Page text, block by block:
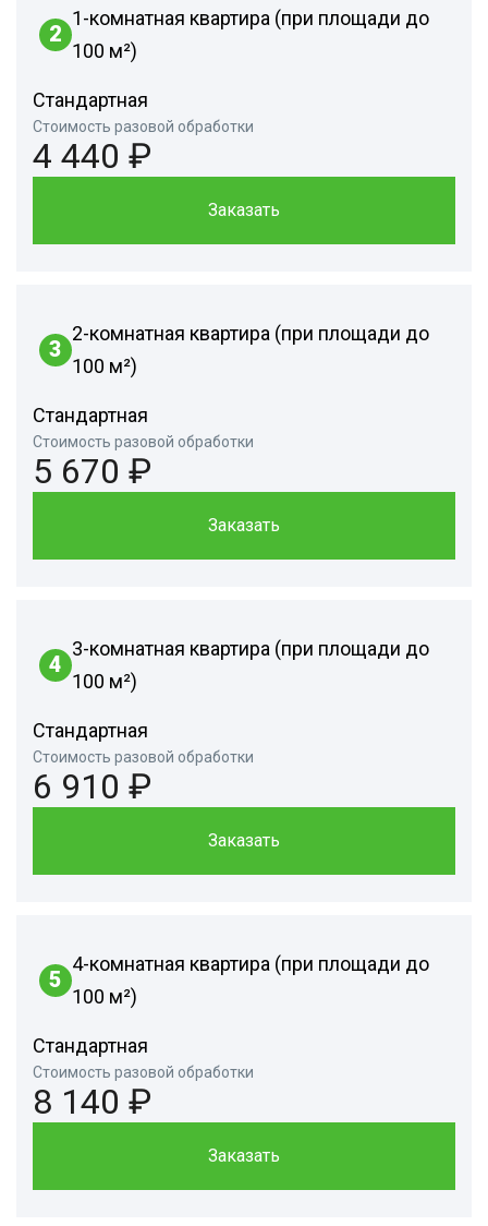
2
1-комнатная квартира (при площади до
100 м²)
Стандартная
Стоимость разовой обработки
4 440 ₽
Заказать
3
2-комнатная квартира (при площади до
100 м²)
Стандартная
Стоимость разовой обработки
5 670 ₽
Заказать
4
3-комнатная квартира (при площади до
100 м²)
Стандартная
Стоимость разовой обработки
6 910 ₽
Заказать
5
4-комнатная квартира (при площади до
100 м²)
Стандартная
Стоимость разовой обработки
8 140 ₽
Заказать